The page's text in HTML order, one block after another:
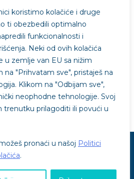
koristimo kolačiće i druge
ti obezbedili optimalno
funkcionalnosti i
Neki od ovih kolačića
zemlje van EU sa nižim
na "Prihvatam sve", pristaješ na
Klikom na "Odbijam sve",
neophodne tehnologije. Svoj
trenutku prilagoditi ili povući u
pronaći u našoj Politici
.
Pročitaj
podržao
Politika kolačića Uslovi korišćenja